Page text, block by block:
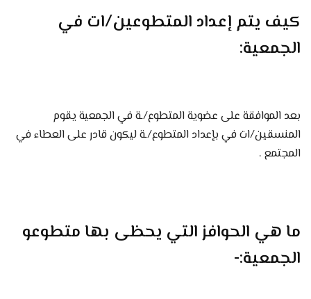
كيف يتم إعداد المتطوعين/ات في
الجمعية:
بعد الموافقة على عضوية المتطوع/ـة في الجمعية يقوم
المنسقين/ات في بإعداد المتطوع/ـة ليكون قادر على العطاء في
المجتمع .
ما هي الحوافز التي يحظى بها متطوعو
الجمعية:-